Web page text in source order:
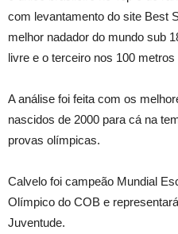
com levantamento do site Best
melhor nadador do mundo sub
livre e o terceiro nos 100 metros
A análise foi feita com os
nascidos de 2000 para cá na
provas olímpicas.
Calvelo foi campeão Mundial
Olímpico do COB e
Juventude.